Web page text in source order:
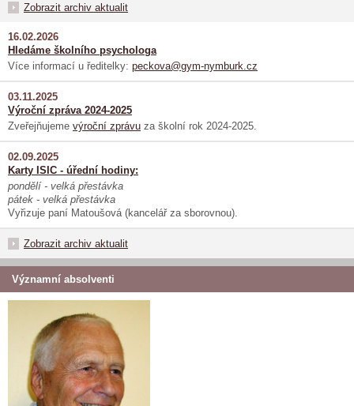
Zobrazit archiv aktualit
16.02.2026
Hledáme školního psychologa
Více informací u ředitelky: peckova@gym-nymburk.cz
03.11.2025
Výroční zpráva 2024-2025
Zveřejňujeme výroční zprávu za školní rok 2024-2025.
02.09.2025
Karty ISIC - úřední hodiny:
pondělí - velká přestávka
pátek - velká přestávka
Vyřizuje paní Matoušová (kancelář za sborovnou).
Zobrazit archiv aktualit
Významní absolventi